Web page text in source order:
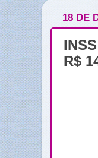
18 DE
R$